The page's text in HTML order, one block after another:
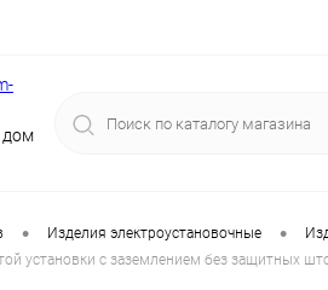
дом
• Изделия электроустановочные •
установки с заземлением без защитных